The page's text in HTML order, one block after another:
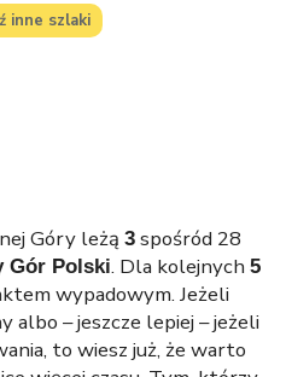
inne szlaki
Góry leżą 3spośród 28
Gór Polski. Dla kolejnych 5
wypadowym. Jeżeli
albo – jeszcze lepiej – jeżeli
to wiesz już, że warto